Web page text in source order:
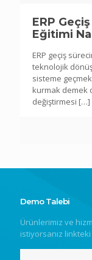
ERP
Eğitimi
ERP geçiş
teknolojik
sisteme
kurmak demek
değiştirmesi […]
Demo Talebi
Ürünlerimiz ve
istiyorsanız